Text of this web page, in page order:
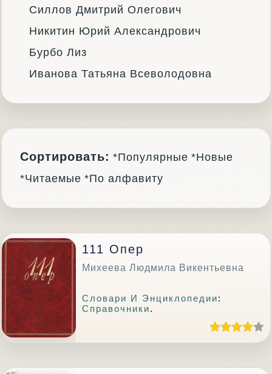
Силлов Дмитрий Олегович
Никитин Юрий Александрович
Бурбо Лиз
Иванова Татьяна Всеволодовна
Сортировать: *Популярные *Новые
*Читаемые *По алфавиту
111 Опер
Михеева Людмила Викентьевна
Словари И Энциклопедии:
Справочники.